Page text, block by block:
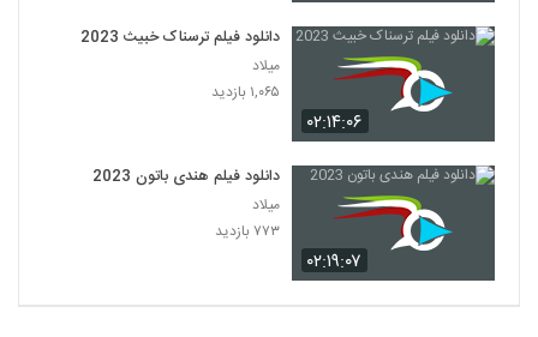
۰۲:۱۴:۰۶
دانلود فیلم ترسناک خبیث 2023
میلاد
۱,۰۶۵ بازدید
۰۲:۱۹:۰۷
دانلود فیلم هندی باتون 2023
میلاد
۷۷۳ بازدید